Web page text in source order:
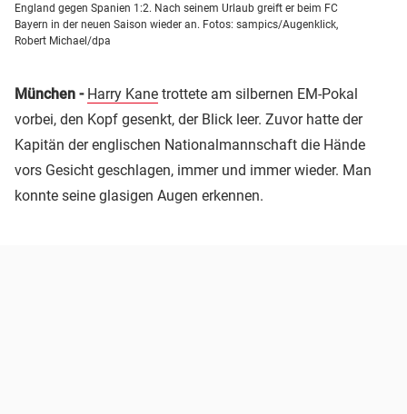
England gegen Spanien 1:2. Nach seinem Urlaub greift er beim FC
Bayern in der neuen Saison wieder an. Fotos: sampics/Augenklick,
Robert Michael/dpa
München - Harry Kane trottete am silbernen EM-Pokal
vorbei, den Kopf gesenkt, der Blick leer. Zuvor hatte der
Kapitän der englischen Nationalmannschaft die Hände
vors Gesicht geschlagen, immer und immer wieder. Man
konnte seine glasigen Augen erkennen.